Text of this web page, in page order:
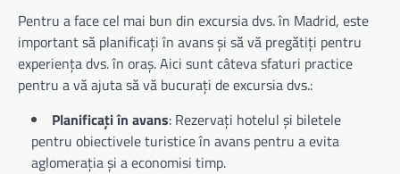
Pentru a face cel mai bun din excursia dvs. în Madrid, este
important să planificați în avans și să vă pregătiți pentru
experiența dvs. în oraș. Aici sunt câteva sfaturi practice
pentru a vă ajuta să vă bucurați de excursia dvs.:
Planificați în avans: Rezervați hotelul și biletele
pentru obiectivele turistice în avans pentru a evita
aglomerația și a economisi timp.